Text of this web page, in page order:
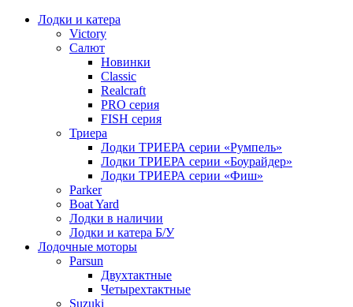
Лодки и катера
Victory
Салют
Новинки
Classic
Realcraft
PRO серия
FISH серия
Триера
Лодки ТРИЕРА серии «Румпель»
Лодки ТРИЕРА серии «Боурайдер»
Лодки ТРИЕРА серии «Фиш»
Parker
Boat Yard
Лодки в наличии
Лодки и катера Б/У
Лодочные моторы
Parsun
Двухтактные
Четырехтактные
Suzuki